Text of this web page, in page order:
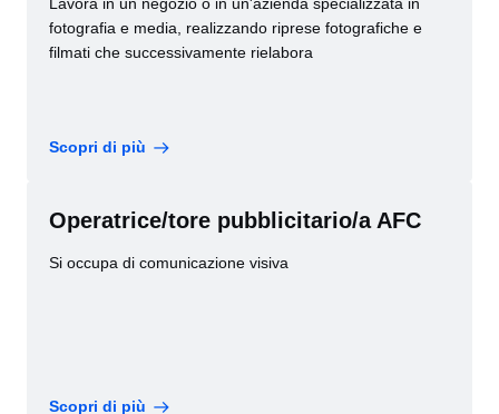
fotografia e media, realizzando riprese fotografiche e
filmati che successivamente rielabora
Scopri di più
Operatrice/tore pubblicitario/a AFC
Si occupa di comunicazione visiva
Scopri di più